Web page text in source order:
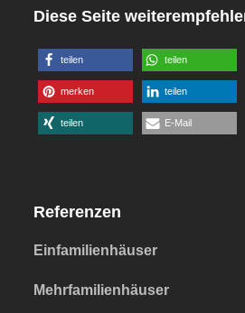
Diese Seite
teilen teilen
merken teilen
teilen E-Mail
Referenzen
Einfamilienhäuser
Mehrfamilienhäuser